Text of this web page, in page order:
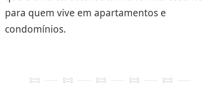
para quem vive em apartamentos e
condomínios.